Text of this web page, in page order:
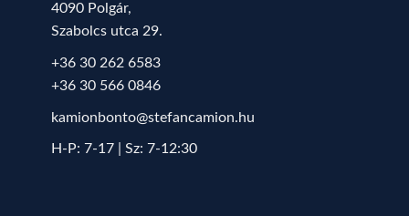
4090 Polgár,
Szabolcs utca 29.
+36 30 262 6583
+36 30 566 0846
kamionbonto@stefancamion.hu
H-P: 7-17 | Sz: 7-12:30